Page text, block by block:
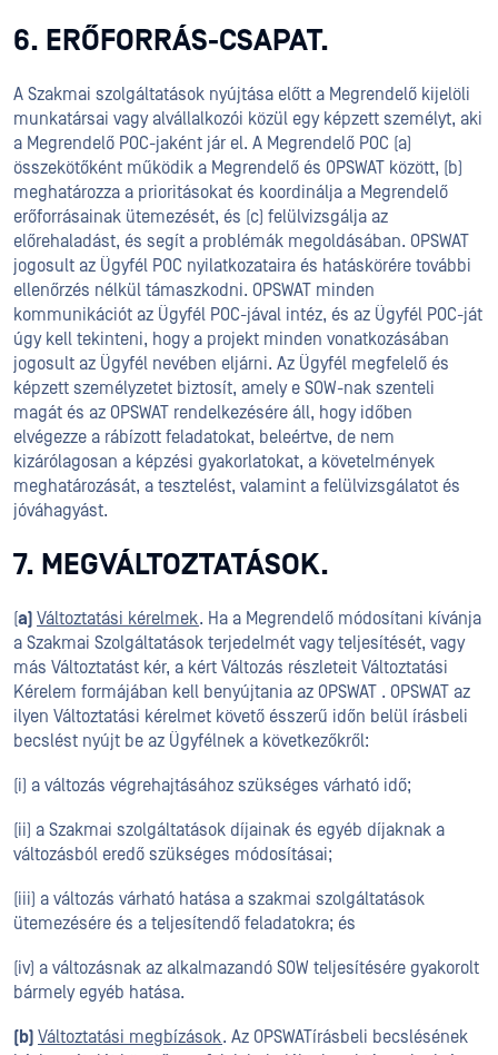
6. ERŐFORRÁS-CSAPAT.
A Szakmai szolgáltatások nyújtása előtt a Megrendelő kijelöli
munkatársai vagy alvállalkozói közül egy képzett személyt, aki
a Megrendelő POC-jaként jár el. A Megrendelő POC (a)
összekötőként működik a Megrendelő és OPSWAT között, (b)
meghatározza a prioritásokat és koordinálja a Megrendelő
erőforrásainak ütemezését, és (c) felülvizsgálja az
előrehaladást, és segít a problémák megoldásában. OPSWAT
jogosult az Ügyfél POC nyilatkozataira és hatáskörére további
ellenőrzés nélkül támaszkodni. OPSWAT minden
kommunikációt az Ügyfél POC-jával intéz, és az Ügyfél POC-ját
úgy kell tekinteni, hogy a projekt minden vonatkozásában
jogosult az Ügyfél nevében eljárni. Az Ügyfél megfelelő és
képzett személyzetet biztosít, amely e SOW-nak szenteli
magát és az OPSWAT rendelkezésére áll, hogy időben
elvégezze a rábízott feladatokat, beleértve, de nem
kizárólagosan a képzési gyakorlatokat, a követelmények
meghatározását, a tesztelést, valamint a felülvizsgálatot és
jóváhagyást.
7. MEGVÁLTOZTATÁSOK.
(a) Változtatási kérelmek. Ha a Megrendelő módosítani kívánja
a Szakmai Szolgáltatások terjedelmét vagy teljesítését, vagy
más Változtatást kér, a kért Változás részleteit Változtatási
Kérelem formájában kell benyújtania az OPSWAT . OPSWAT az
ilyen Változtatási kérelmet követő ésszerű időn belül írásbeli
becslést nyújt be az Ügyfélnek a következőkről:
(i) a változás végrehajtásához szükséges várható idő;
(ii) a Szakmai szolgáltatások díjainak és egyéb díjaknak a
változásból eredő szükséges módosításai;
(iii) a változás várható hatása a szakmai szolgáltatások
ütemezésére és a teljesítendő feladatokra; és
(iv) a változásnak az alkalmazandó SOW teljesítésére gyakorolt
bármely egyéb hatása.
(b) Változtatási megbízások. Az OPSWATírásbeli becslésének